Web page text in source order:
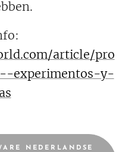
article/pro
experimentos-y-
NEDERLANDSE